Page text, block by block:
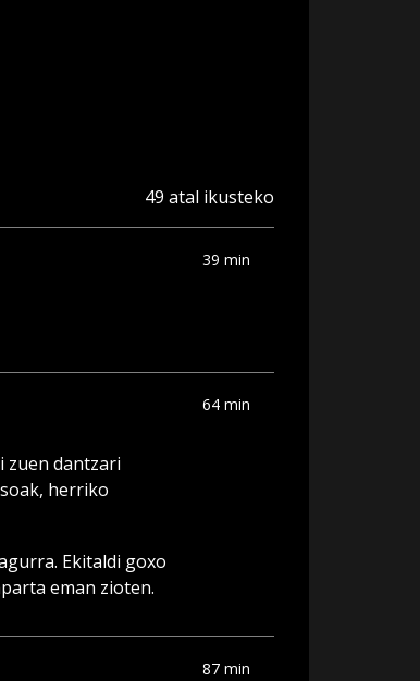
49 atal ikusteko
39 min
zuen dantzari
herriko
Ekitaldi goxo
eman zioten.
64 min
87 min